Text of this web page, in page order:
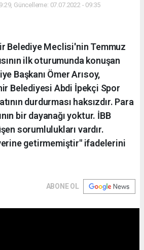
Güncelleme: 07.07.2022 - 09:35
Belediye Meclisi'nin Temmuz
ilk oturumunda konuşan
Başkanı Ömer Arısoy,
Belediyesi Abdi İpekçi Spor
durdurması haksızdır. Para
bir dayanağı yoktur. İBB
sorumlulukları vardır.
getirmemiştir" ifadelerini
ABONE OL